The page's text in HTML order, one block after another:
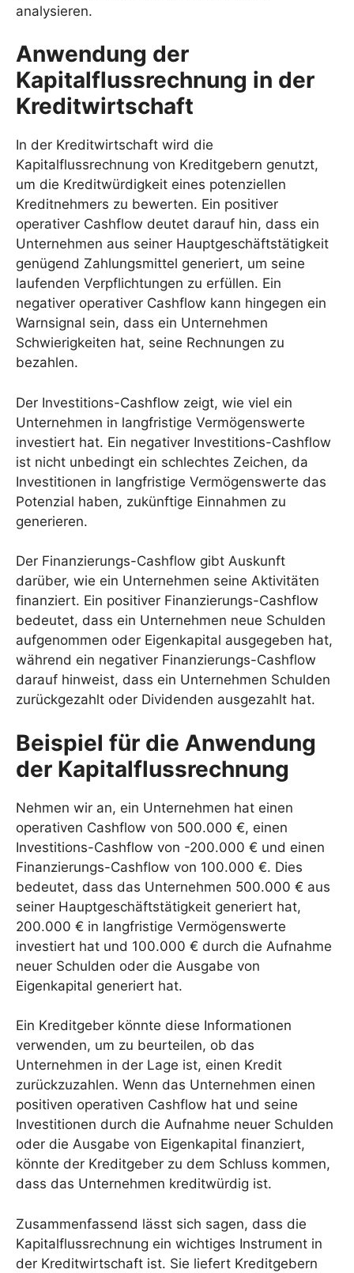
analysieren.
Anwendung der
Kapitalflussrechnung in der
Kreditwirtschaft
In der Kreditwirtschaft wird die
Kapitalflussrechnung von Kreditgebern genutzt,
um die Kreditwürdigkeit eines potenziellen
Kreditnehmers zu bewerten. Ein positiver
operativer Cashflow deutet darauf hin, dass ein
Unternehmen aus seiner Hauptgeschäftstätigkeit
genügend Zahlungsmittel generiert, um seine
laufenden Verpflichtungen zu erfüllen. Ein
negativer operativer Cashflow kann hingegen ein
Warnsignal sein, dass ein Unternehmen
Schwierigkeiten hat, seine Rechnungen zu
bezahlen.
Der Investitions-Cashflow zeigt, wie viel ein
Unternehmen in langfristige Vermögenswerte
investiert hat. Ein negativer Investitions-Cashflow
ist nicht unbedingt ein schlechtes Zeichen, da
Investitionen in langfristige Vermögenswerte das
Potenzial haben, zukünftige Einnahmen zu
generieren.
Der Finanzierungs-Cashflow gibt Auskunft
darüber, wie ein Unternehmen seine Aktivitäten
finanziert. Ein positiver Finanzierungs-Cashflow
bedeutet, dass ein Unternehmen neue Schulden
aufgenommen oder Eigenkapital ausgegeben hat,
während ein negativer Finanzierungs-Cashflow
darauf hinweist, dass ein Unternehmen Schulden
zurückgezahlt oder Dividenden ausgezahlt hat.
Beispiel für die Anwendung
der Kapitalflussrechnung
Nehmen wir an, ein Unternehmen hat einen
operativen Cashflow von 500.000 €, einen
Investitions-Cashflow von -200.000 € und einen
Finanzierungs-Cashflow von 100.000 €. Dies
bedeutet, dass das Unternehmen 500.000 € aus
seiner Hauptgeschäftstätigkeit generiert hat,
200.000 € in langfristige Vermögenswerte
investiert hat und 100.000 € durch die Aufnahme
neuer Schulden oder die Ausgabe von
Eigenkapital generiert hat.
Ein Kreditgeber könnte diese Informationen
verwenden, um zu beurteilen, ob das
Unternehmen in der Lage ist, einen Kredit
zurückzuzahlen. Wenn das Unternehmen einen
positiven operativen Cashflow hat und seine
Investitionen durch die Aufnahme neuer Schulden
oder die Ausgabe von Eigenkapital finanziert,
könnte der Kreditgeber zu dem Schluss kommen,
dass das Unternehmen kreditwürdig ist.
Zusammenfassend lässt sich sagen, dass die
Kapitalflussrechnung ein wichtiges Instrument in
der Kreditwirtschaft ist. Sie liefert Kreditgebern